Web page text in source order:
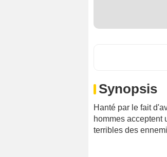
Synopsis
Hanté par le fait
hommes acceptent
terribles des